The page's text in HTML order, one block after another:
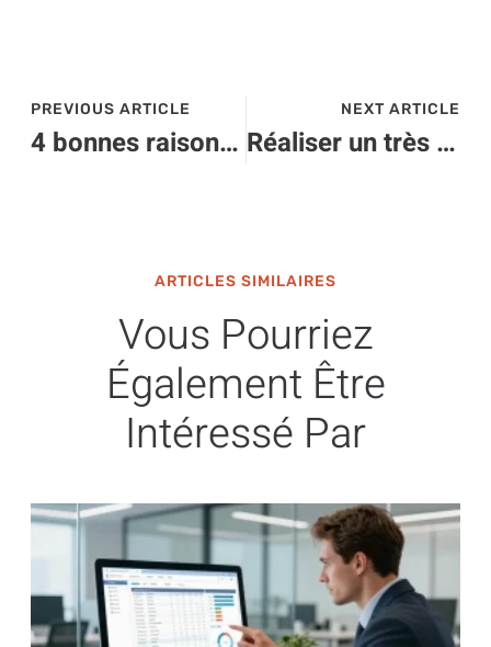
PREVIOUS ARTICLE
4 bonnes raisons de solliciter les services des grossistes de pièces détachées téléphones, informatique et gaming
NEXT ARTICLE
Réaliser un très bon chiffre d’affaires avec sa location saisonnière sur Airbnb
ARTICLES SIMILAIRES
Vous Pourriez
Également Être
Intéressé Par